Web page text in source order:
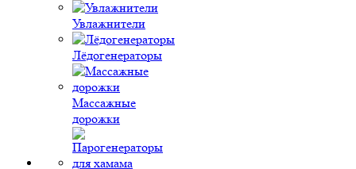
Увлажнители
Лёдогенераторы
Массажные
дорожки